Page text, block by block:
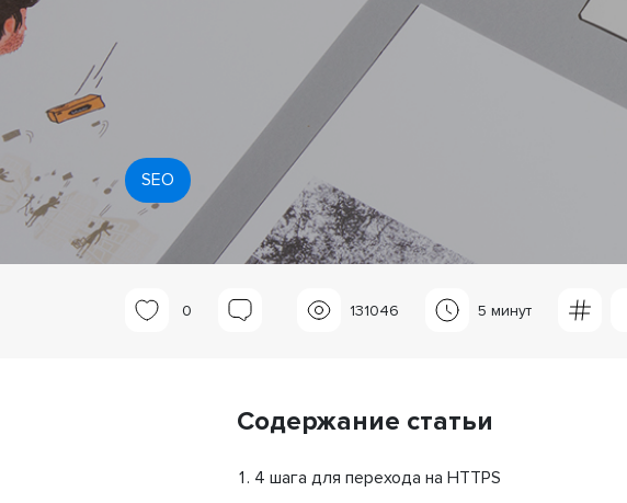
SEO
0 131046 5 минут
Содержание статьи
4 шага для перехода на HTTPS